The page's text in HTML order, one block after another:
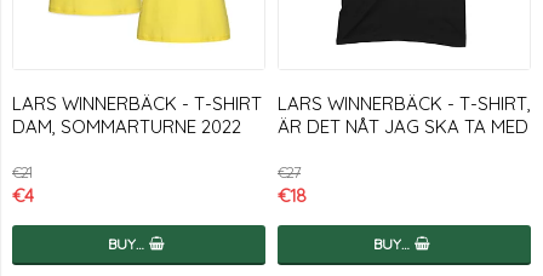
LARS WINNERBÄCK - T-SHIRT
DAM, SOMMARTURNE 2022
€21
€4
BUY…
LARS WINNERBÄCK - T-SHIRT,
ÄR DET NÅT JAG SKA TA MED
€27
€18
BUY…